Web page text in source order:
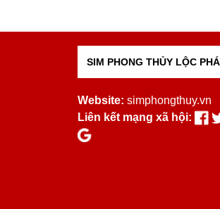
SIM PHONG THỦY LỘC
Website: simphongthuy.vn
Liên kết mạng xã hội: